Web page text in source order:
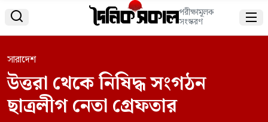
 পরীক্ষামূলক
সংস্করণ 
সারাদেশ
উত্তরা থেকে নিষিদ্ধ সংগঠন
ছাত্রলীগ নেতা গ্রেফতার